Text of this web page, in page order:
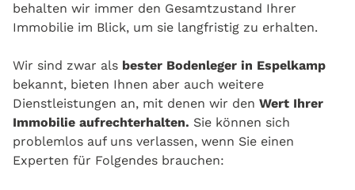
behalten wir immer den Gesamtzustand Ihrer
Immobilie im Blick, um sie langfristig zu erhalten.
Wir sind zwar als bester Bodenleger in Espelkamp
bekannt, bieten Ihnen aber auch weitere
Dienstleistungen an, mit denen wir den Wert Ihrer
Immobilie aufrechterhalten. Sie können sich
problemlos auf uns verlassen, wenn Sie einen
Experten für Folgendes brauchen: